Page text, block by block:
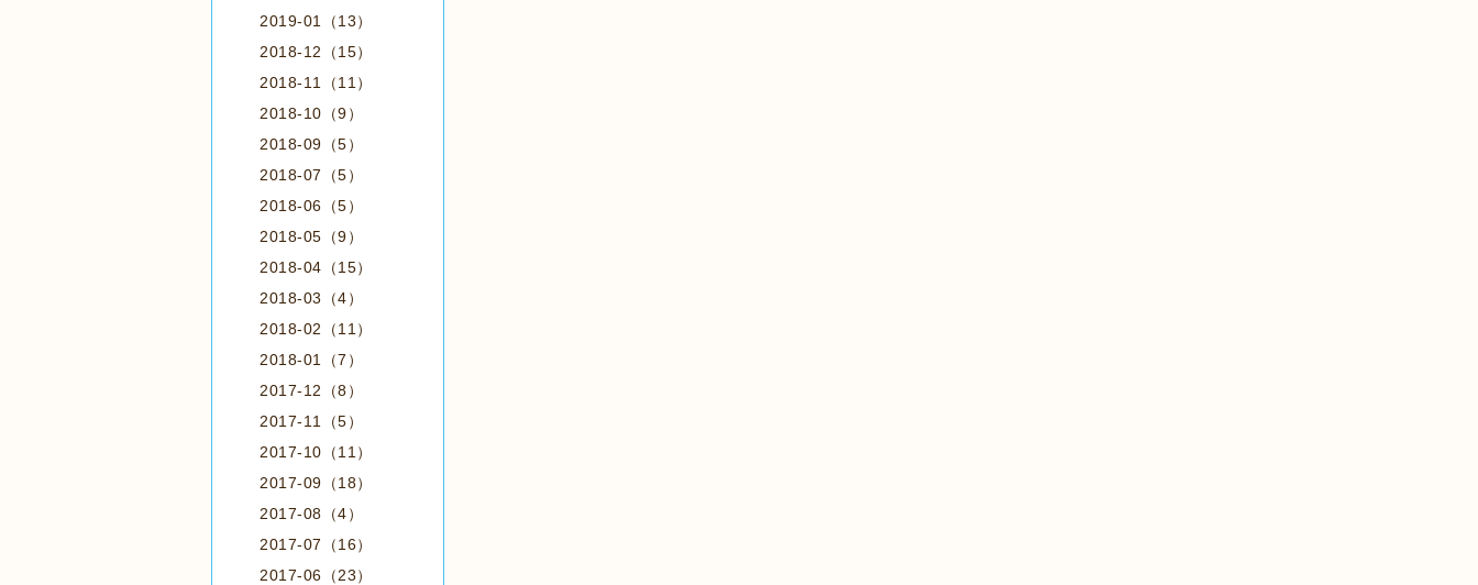
2019-01（13）
2018-12（15）
2018-11（11）
2018-10（9）
2018-09（5）
2018-07（5）
2018-06（5）
2018-05（9）
2018-04（15）
2018-03（4）
2018-02（11）
2018-01（7）
2017-12（8）
2017-11（5）
2017-10（11）
2017-09（18）
2017-08（4）
2017-07（16）
2017-06（23）